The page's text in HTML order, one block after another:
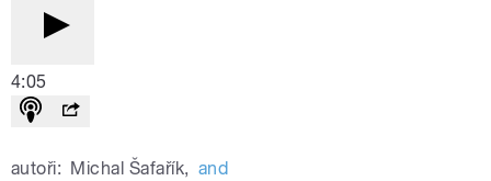
4:05
autoři: Michal Šafařík, and